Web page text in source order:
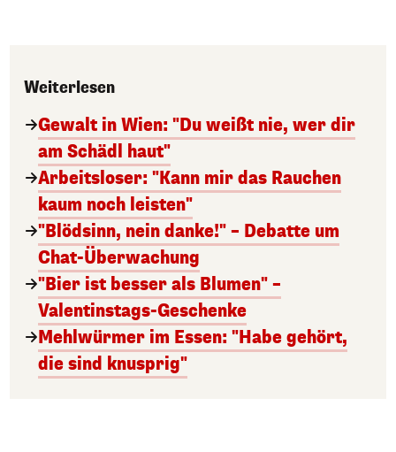
Weiterlesen
Gewalt in Wien: "Du weißt nie, wer dir
am Schädl haut"
Arbeitsloser: "Kann mir das Rauchen
kaum noch leisten"
"Blödsinn, nein danke!" – Debatte um
Chat-Überwachung
"Bier ist besser als Blumen" –
Valentinstags-Geschenke
Mehlwürmer im Essen: "Habe gehört,
die sind knusprig"